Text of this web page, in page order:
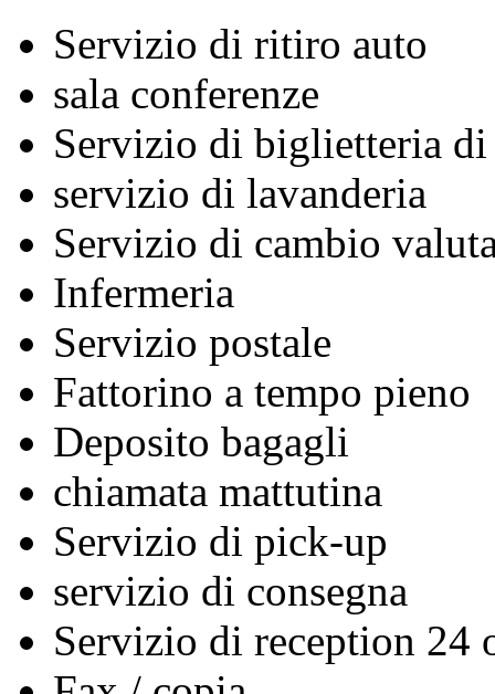
Servizio di ritiro auto
sala conferenze
Servizio di biglietteria
servizio di lavanderia
Servizio di cambio
Infermeria
Servizio postale
Fattorino a tempo pieno
Deposito bagagli
chiamata mattutina
Servizio di pick-up
servizio di consegna
Servizio di reception 24